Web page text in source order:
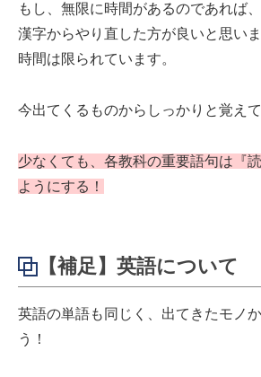
もし、無限に時間があるのであれば
漢字からやり直した方が良いと思い
時間は限られています。
今出てくるものからしっかりと覚え
少なくても、各教科の重要語句は『
ようにする！
【補足】英語について
英語の単語も同じく、出てきたモノ
う！